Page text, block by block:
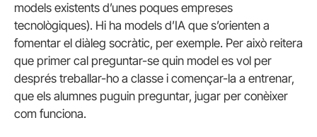
models existents d’unes poques empreses
tecnològiques). Hi ha models d’IA que s’orienten a
fomentar el diàleg socràtic, per exemple. Per això reitera
que primer cal preguntar-se quin model es vol per
després treballar-ho a classe i començar-la a entrenar,
que els alumnes puguin preguntar, jugar per conèixer
com funciona.